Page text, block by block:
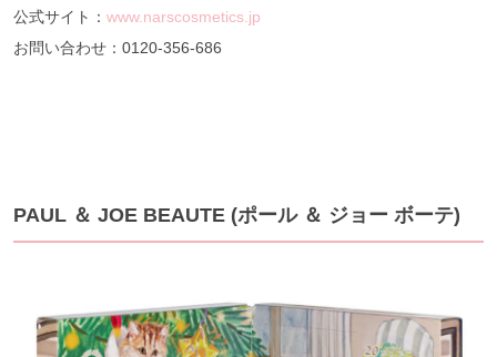
公式サイト： www.narscosmetics.jp
お問い合わせ：0120-356-686
PAUL ＆ JOE BEAUTE (ポール ＆ ジョー ボーテ)